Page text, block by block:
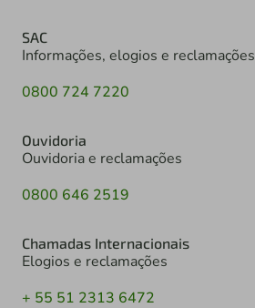
SAC
Informações, elogios e reclamações
0800 724 7220
Ouvidoria
Ouvidoria e reclamações
0800 646 2519
Chamadas Internacionais
Elogios e reclamações
+ 55 51 2313 6472